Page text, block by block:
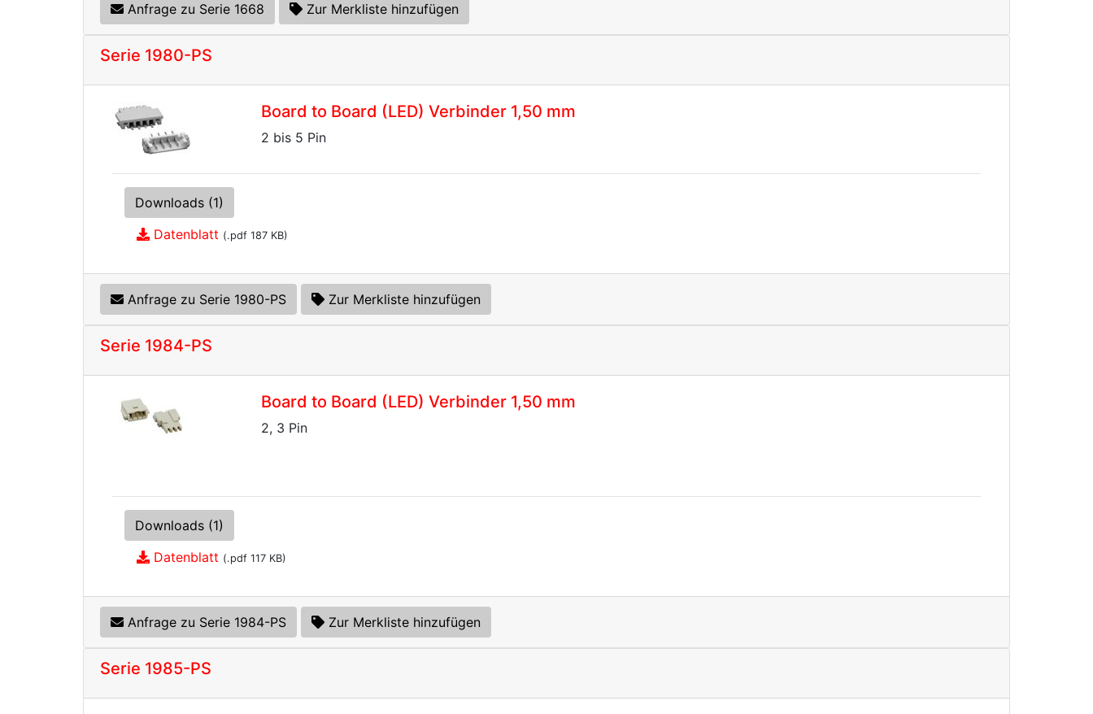
Anfrage zu Serie 1668 Zur Merkliste hinzufügen
Serie 1980-PS
Board to Board (LED) Verbinder 1,50 mm
2 bis 5 Pin
Downloads (1)
Datenblatt (.pdf 187 KB)
Anfrage zu Serie 1980-PS Zur Merkliste hinzufügen
Serie 1984-PS
Board to Board (LED) Verbinder 1,50 mm
2, 3 Pin
Downloads (1)
Datenblatt (.pdf 117 KB)
Anfrage zu Serie 1984-PS Zur Merkliste hinzufügen
Serie 1985-PS